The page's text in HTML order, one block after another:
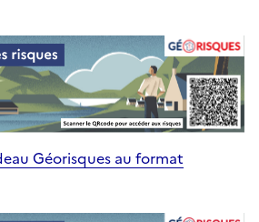
Géorisques au format